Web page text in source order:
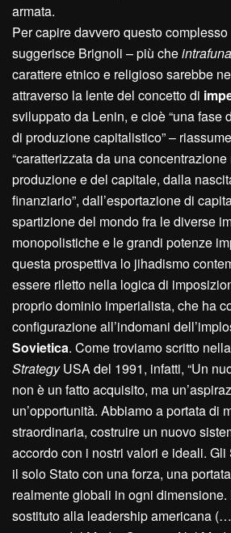
armata.
Per capire davvero questo
suggerisce Brignoli – più che
carattere etnico e religioso sarebbe
attraverso la lente del concetto di
sviluppato da Lenin, e cioè “una fase
di produzione capitalistico” –
“caratterizzata da una
produzione e del capitale, dalla
finanziario”, dall’esportazione di
spartizione del mondo fra le diverse
monopolistiche e le grandi potenze
questa prospettiva lo jihadismo
essere riletto nella logica di
proprio dominio imperialista, che ha
configurazione all’indomani
Sovietica. Come troviamo scritto nella
StrategyUSA del 1991, infatti, “Un
non è un fatto acquisito, ma
un’opportunità. Abbiamo a portata di
straordinaria, costruire un nuovo
accordo con i nostri valori e ideali.
il solo Stato con una forza, una
realmente globali in ogni
sostituto alla leadership americana